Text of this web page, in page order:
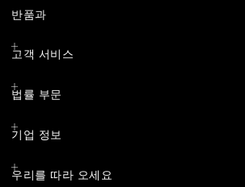
반품과
고객 서비스
법률 부문
기업 정보
우리를 따라 오세요